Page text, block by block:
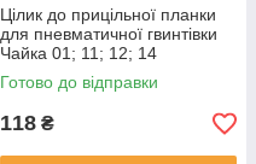
Цілик до прицільної планки
для пневматичної гвинтівки
Чайка 01; 11; 12; 14
Готово до відправки
118 ₴